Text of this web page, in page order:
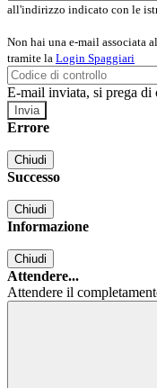
all'indirizzo indicato con le
Non hai una e-mail associata
tramite la Login Spaggiari
E-mail inviata, si prega di
Errore
Chiudi
Successo
Chiudi
Informazione
Chiudi
Attendere...
Attendere il